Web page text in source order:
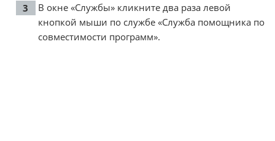
В окне «Службы» кликните два раза левой
кнопкой мыши по службе «Служба помощника по
совместимости программ».